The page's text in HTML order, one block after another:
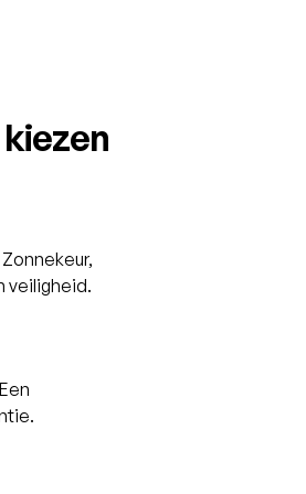
veiligheid.